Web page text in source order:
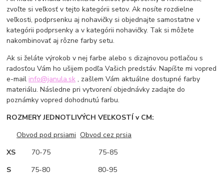
zvoľte si veľkosť v tejto kategórii setov. Ak nosíte rozdielne
veľkosti, podprsenku aj nohavičky si objednajte samostatne v
kategórii podprsenky a v kategórii nohavičky. Tak si môžete
nakombinovať aj rôzne farby setu.
Ak si želáte výrokob v nej farbe alebo s dizajnovou potlačou s
radosťou Vám ho ušijem podľa Vašich predstáv. Napíšte mi vopred
e-mail info@janula.sk , zašlem Vám aktuálne dostupné farby
materiálu. Následne pri vytvorení objednávky zadajte do
poznámky vopred dohodnutú farbu.
ROZMERY JEDNOTLIVÝCH VEĽKOSTÍ v CM:
Obvod pod prsiami Obvod cez prsia
XS 70-75 75-85
S 75-80 80-95